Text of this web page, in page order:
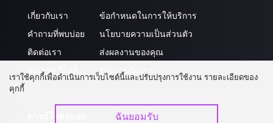
เกี่ยวกับเรา
คำถามที่พบบ่อย
ติดต่อเรา
อัปเกรด วีไอพี
ข้อกำหนดในการให้บริการ
นโยบายความเป็นส่วนตัว
ส่งผลงานของคุณ
ร่วมงานกับเรา
เราใช้คุกกี้เพื่อดำเนินการเว็บไซต์นี้และปรับปรุงการใช้งาน รายละเอียดของ
คุกกี้
ฉันยอมรับ